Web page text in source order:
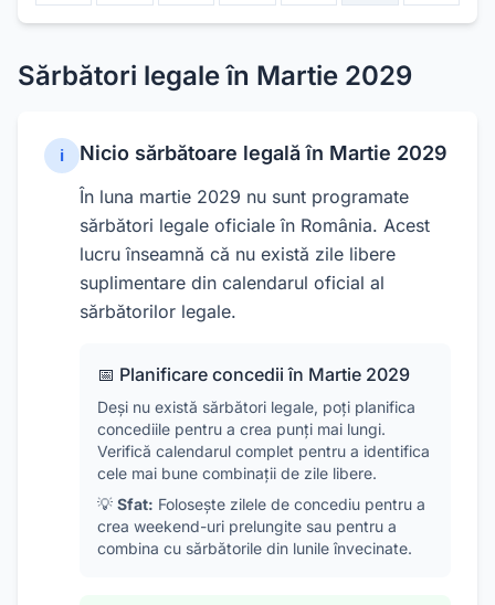
Sărbători legale în Martie 2029
ℹ️ Nicio sărbătoare legală în Martie 2029
În luna martie 2029 nu sunt programate
sărbători legale oficiale în România. Acest
lucru înseamnă că nu există zile libere
suplimentare din calendarul oficial al
sărbătorilor legale.
📅 Planificare concedii în Martie 2029
Deși nu există sărbători legale, poți planifica
concediile pentru a crea punți mai lungi.
Verifică calendarul complet pentru a identifica
cele mai bune combinații de zile libere.
💡 Sfat: Folosește zilele de concediu pentru a
crea weekend-uri prelungite sau pentru a
combina cu sărbătorile din lunile învecinate.